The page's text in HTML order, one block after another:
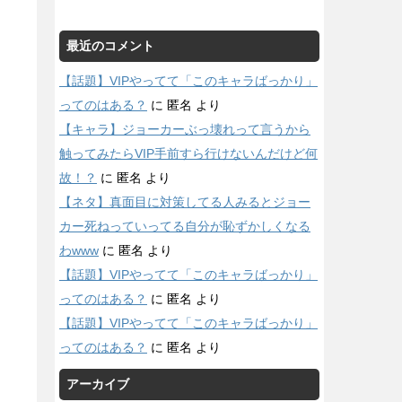
最近のコメント
【話題】VIPやってて「このキャラばっかり」
ってのはある？ に 匿名 より
【キャラ】ジョーカーぶっ壊れって言うから
触ってみたらVIP手前すら行けないんだけど何
故！？ に 匿名 より
【ネタ】真面目に対策してる人みるとジョー
カー死ねっていってる自分が恥ずかしくなる
わwww に 匿名 より
【話題】VIPやってて「このキャラばっかり」
ってのはある？ に 匿名 より
【話題】VIPやってて「このキャラばっかり」
ってのはある？ に 匿名 より
アーカイブ